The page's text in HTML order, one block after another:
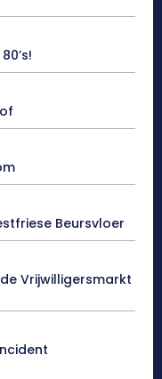
Beursvloer
Vrijwilligersmarkt